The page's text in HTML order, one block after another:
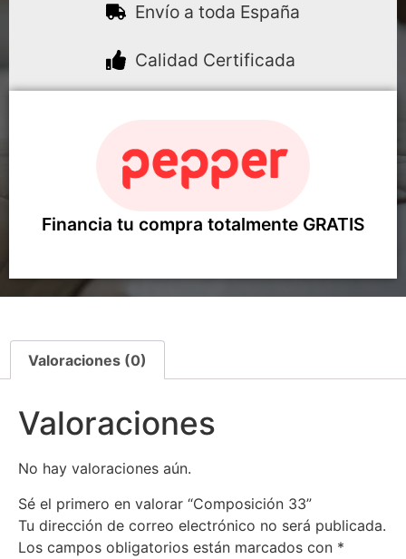
Envío a toda España
Calidad Certificada
Financia tu compra totalmente GRATIS
Valoraciones (0)
Valoraciones
No hay valoraciones aún.
Sé el primero en valorar “Composición 33”
Tu dirección de correo electrónico no será publicada.
Los campos obligatorios están marcados con *